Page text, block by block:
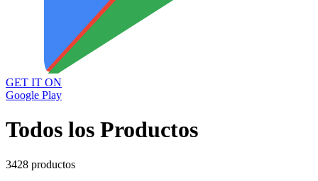
GET IT ON
Google Play
Todos los Productos
3428 productos